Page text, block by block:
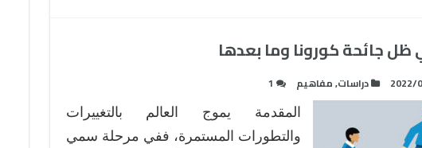
ظل جائحة كورونا وما بعدها
2022/ دراسات,مفاهيم 1
المقدمة يموج العالم بالتغييرات
والتطورات المستمرة، ففي مرحلة سمي